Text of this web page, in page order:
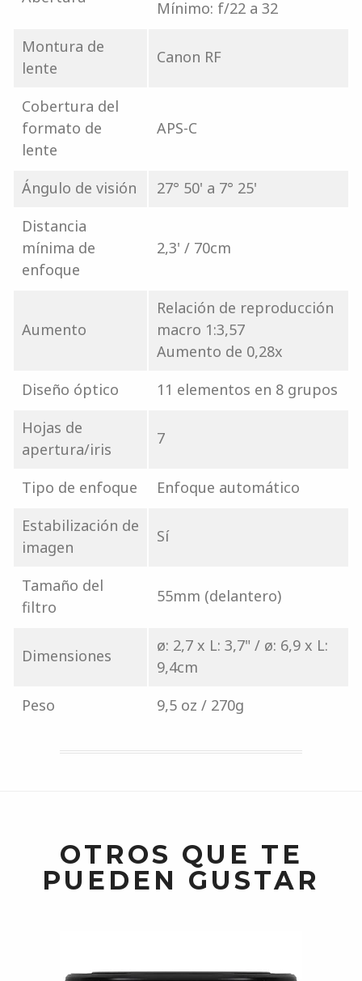
Mínimo: f/22 a 32
Montura de
lente
Canon RF
Cobertura del
formato de
lente
APS-C
Ángulo de visión
27° 50' a 7° 25'
Distancia
mínima de
enfoque
2,3' / 70cm
Aumento
Relación de reproducción
macro 1:3,57
Aumento de 0,28x
Diseño óptico
11 elementos en 8 grupos
Hojas de
apertura/iris
7
Tipo de enfoque
Enfoque automático
Estabilización de
imagen
Sí
Tamaño del
filtro
55mm (delantero)
Dimensiones
ø: 2,7 x L: 3,7" / ø: 6,9 x L:
9,4cm
Peso
9,5 oz / 270g
OTROS QUE TE
PUEDEN GUSTAR